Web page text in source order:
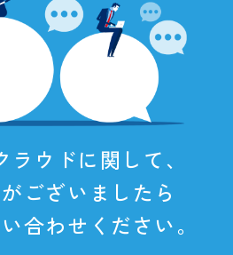
ラウドに関して、
ございましたら
合わせください。